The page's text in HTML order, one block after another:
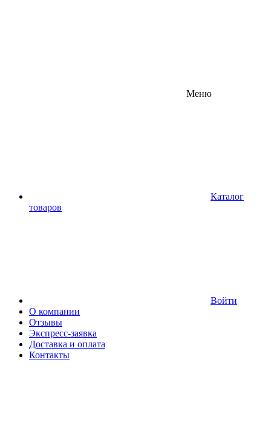
Меню
Каталог
товаров
Войти
О компании
Отзывы
Экспресс-заявка
Доставка и оплата
Контакты